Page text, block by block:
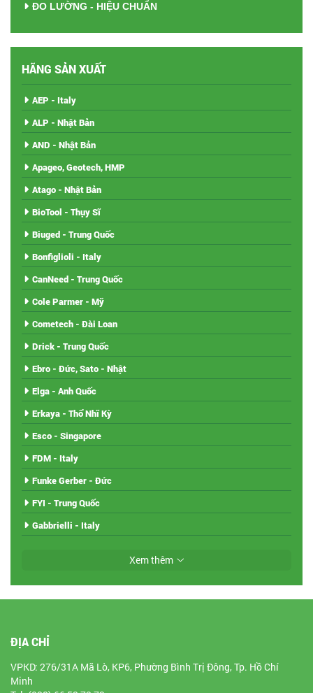
ĐO LƯỜNG - HIỆU CHUẨN
HÃNG SẢN XUẤT
AEP - Italy
ALP - Nhật Bản
AND - Nhật Bản
Apageo, Geotech, HMP
Atago - Nhật Bản
BioTool - Thụy Sĩ
Biuged - Trung Quốc
Bonfiglioli - Italy
CanNeed - Trung Quốc
Cole Parmer - Mỹ
Cometech - Đài Loan
Drick - Trung Quốc
Ebro - Đức, Sato - Nhật
Elga - Anh Quốc
Erkaya - Thổ Nhĩ Kỳ
Esco - Singapore
FDM - Italy
Funke Gerber - Đức
FYI - Trung Quốc
Gabbrielli - Italy
Xem thêm
ĐỊA CHỈ
VPKD: 276/31A Mã Lò, KP6, Phường Bình Trị Đông, Tp. Hồ Chí
Minh